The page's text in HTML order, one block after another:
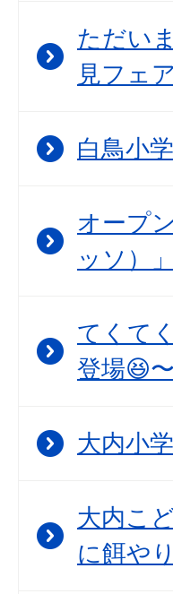
ただい
見フェ
白鳥小
オープ
ッソ）
てくて
登場😆
大内小
大内こ
に餌や